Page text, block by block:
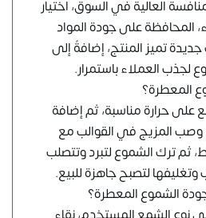
العالية في السوق، اختيار
المحافظة على جودة المواد
جديدة تميز المنتج، إضافةً إلى
لجذب العملاء باستمرار.
المعطرة؟
على حرارة مناسبة، ثم إضافة
وصب المزيج في القوالب مع
ثم ترك الشموع لتبرد وتتصلب
وتغليفها لتصبح جاهزة للبيع.
الشموع المعطرة؟